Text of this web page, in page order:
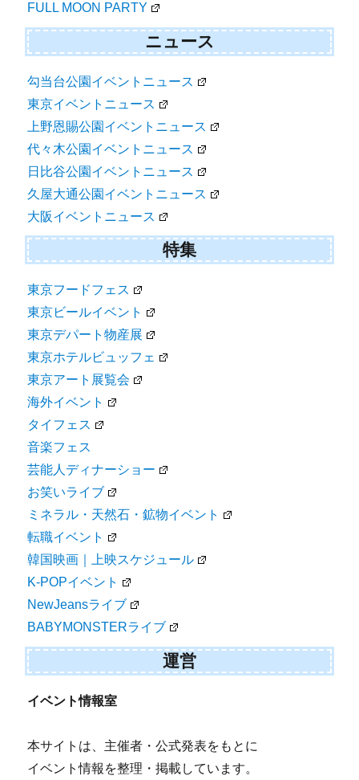
FULL MOON PARTY
ニュース
勾当台公園イベントニュース
東京イベントニュース
上野恩賜公園イベントニュース
代々木公園イベントニュース
日比谷公園イベントニュース
久屋大通公園イベントニュース
大阪イベントニュース
特集
東京フードフェス
東京ビールイベント
東京デパート物産展
東京ホテルビュッフェ
東京アート展覧会
海外イベント
タイフェス
音楽フェス
芸能人ディナーショー
お笑いライブ
ミネラル・天然石・鉱物イベント
転職イベント
韓国映画｜上映スケジュール
K-POPイベント
NewJeansライブ
BABYMONSTERライブ
運営
イベント情報室
本サイトは、主催者・公式発表をもとに
イベント情報を整理・掲載しています。